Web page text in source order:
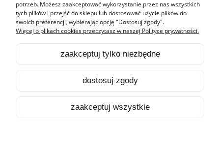
Pomoc
potrzeb. Możesz zaakceptować wykorzystanie przez nas wszystkich
tych plików i przejść do sklepu lub dostosować użycie plików do
swoich preferencji, wybierając opcję "Dostosuj zgody".
Więcej o plikach cookies przeczytasz w naszej Polityce prywatności.
zaakceptuj tylko niezbędne
dostosuj zgody
zaakceptuj wszystkie